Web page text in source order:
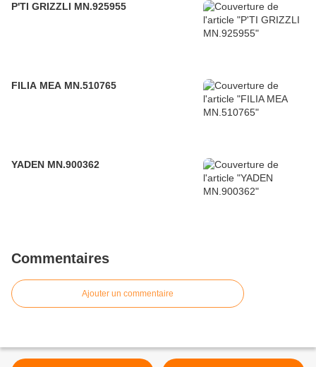
P'TI GRIZZLI MN.925955
FILIA MEA MN.510765
YADEN MN.900362
Commentaires
Ajouter un commentaire